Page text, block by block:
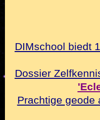
DIMschool biedt
Dossier
Prachtige geode